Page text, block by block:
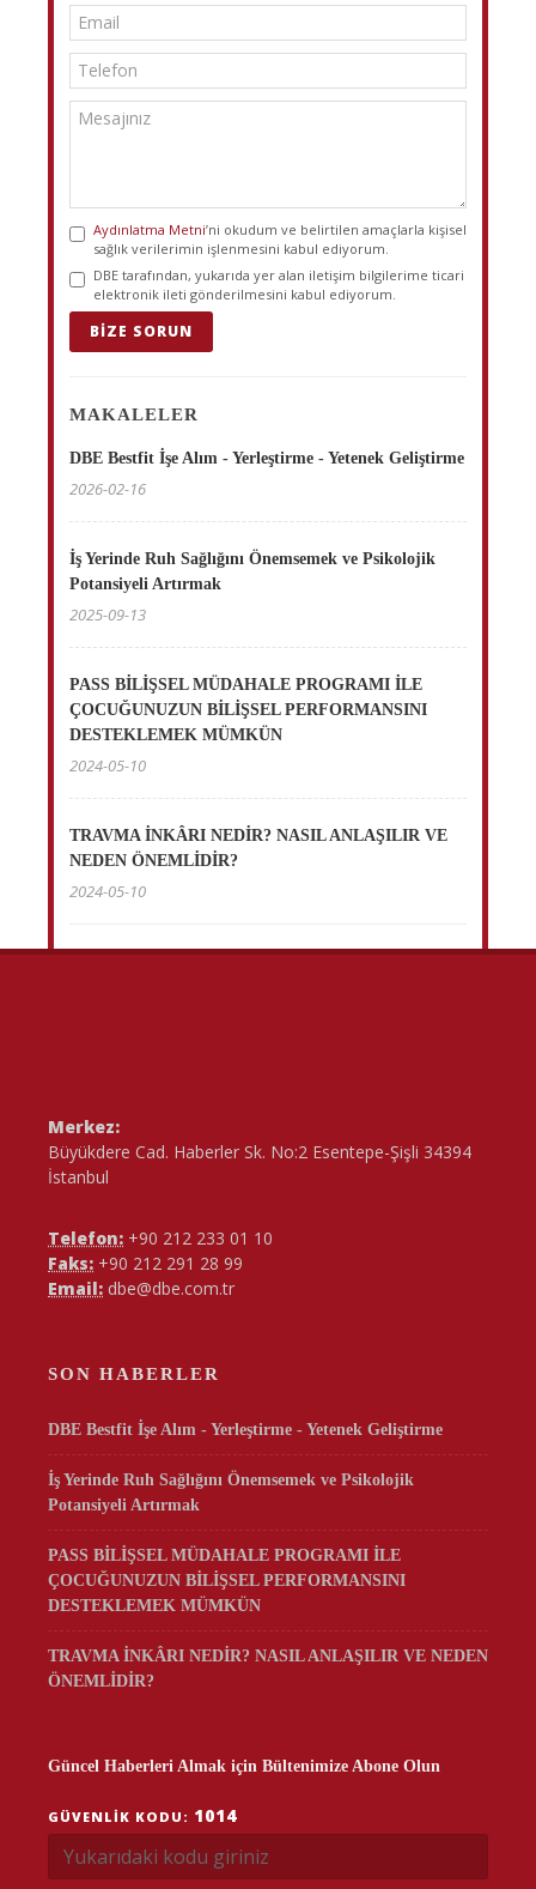
Aydınlatma Metni’ni okudum ve belirtilen amaçlarla kişisel
sağlık verilerimin işlenmesini kabul ediyorum.
DBE tarafından, yukarıda yer alan iletişim bilgilerime ticari
elektronik ileti gönderilmesini kabul ediyorum.
BIZE SORUN
MAKALELER
DBE Bestfit İşe Alım - Yerleştirme - Yetenek Geliştirme
2026-02-16
İş Yerinde Ruh Sağlığını Önemsemek ve Psikolojik
Potansiyeli Artırmak
2025-09-13
PASS BİLİŞSEL MÜDAHALE PROGRAMI İLE
ÇOCUĞUNUZUN BİLİŞSEL PERFORMANSINI
DESTEKLEMEK MÜMKÜN
2024-05-10
TRAVMA İNKÂRI NEDİR? NASIL ANLAŞILIR VE
NEDEN ÖNEMLİDİR?
2024-05-10
Merkez:
Büyükdere Cad. Haberler Sk. No:2 Esentepe-Şişli 34394
İstanbul
Telefon: +90 212 233 01 10
Faks: +90 212 291 28 99
Email: dbe@dbe.com.tr
SON HABERLER
DBE Bestfit İşe Alım - Yerleştirme - Yetenek Geliştirme
İş Yerinde Ruh Sağlığını Önemsemek ve Psikolojik
Potansiyeli Artırmak
PASS BİLİŞSEL MÜDAHALE PROGRAMI İLE
ÇOCUĞUNUZUN BİLİŞSEL PERFORMANSINI
DESTEKLEMEK MÜMKÜN
TRAVMA İNKÂRI NEDİR? NASIL ANLAŞILIR VE NEDEN
ÖNEMLİDİR?
Güncel Haberleri Almak için Bültenimize Abone Olun
GÜVENLIK KODU: 1014